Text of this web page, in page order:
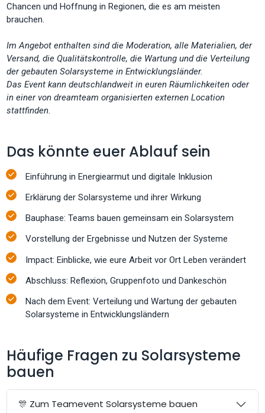
Chancen und Hoffnung in Regionen, die es am meisten
brauchen.
Im Angebot enthalten sind die Moderation, alle Materialien, der
Versand, die Qualitätskontrolle, die Wartung und die Verteilung
der gebauten Solarsysteme in Entwicklungsländer.
Das Event kann deutschlandweit in euren Räumlichkeiten oder
in einer von dreamteam organisierten externen Location
stattfinden.
Das könnte euer Ablauf sein
Einführung in Energiearmut und digitale Inklusion
Erklärung der Solarsysteme und ihrer Wirkung
Bauphase: Teams bauen gemeinsam ein Solarsystem
Vorstellung der Ergebnisse und Nutzen der Systeme
Impact: Einblicke, wie eure Arbeit vor Ort Leben verändert
Abschluss: Reflexion, Gruppenfoto und Dankeschön
Nach dem Event: Verteilung und Wartung der gebauten
Solarsysteme in Entwicklungsländern
Häufige Fragen zu Solarsysteme
bauen
🎊 Zum Teamevent Solarsysteme bauen